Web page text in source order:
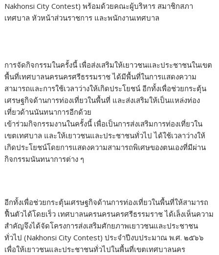
Nakhonsi City Contest) พร้อมด้วยคณะผู้บริหาร สมาชิกสภา
เทศบาล หัวหน้าส่วนราชการ และพนักงานเทศบาล
การจัดกิจกรรมในครั้งนี้ เพื่อส่งเสริมให้เยาวชนและประชาชนในเขต
พื้นที่เทศบาลนครนครศรีธรรมราช ได้มีพื้นที่ในการแสดงความ
สามารถและการใช้เวลาว่างให้เกิดประโยชน์ อีกทั้งเพื่อช่วยกระตุ้น
เศรษฐกิจด้านการท่องเที่ยวในพื้นที่ และส่งเสริมให้เป็นแหล่งท่อง
เที่ยวด้านนันทนาการอีกด้วย
เข้าร่วมกิจกรรมงานในครั้งนี้ เพื่อเป็นการส่งเสริมการท่องเที่ยวใน
เขตเทศบาล และให้เยาวชนและประชาชนทั่วไป ได้ใช้เวลาว่างให้
เกิดประโยชน์โดยการแสดงความสามารถพิเศษของตนเองที่มีผ่าน
กิจกรรมนันทนาการต่าง ๆ
อีกทั้งเพื่อช่วยกระตุ้นเศรษฐกิจด้านการท่องเที่ยวในพื้นที่ให้สามารถ
ฟื้นตัวได้โดยเร็ว เทศบาลนครนครนครศรีธรรมราช ได้เล็งเห็นความ
สำคัญจึงได้จัดโครงการส่งเสริมศักยภาพเยาวชนและประชาชน
ทั่วไป (Nakhonsi City Contest) ประจำปีงบประมาณ พ.ศ. ๒๕๖๖
เพื่อให้เยาวชนและประชาชนทั่วไปในพื้นที่เขตเทศบาลนคร